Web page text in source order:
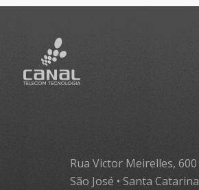
Rua Victor Meirelles, 600
São José • Santa